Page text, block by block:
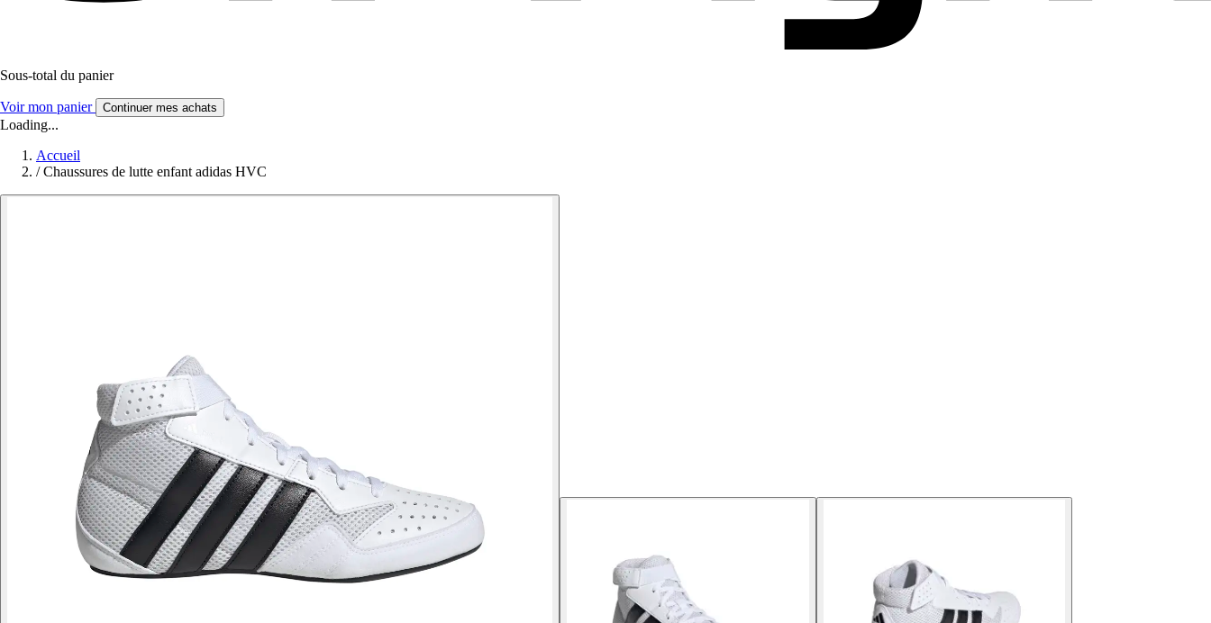
Sous-total du panier
Voir mon panier Continuer mes achats
Loading...
Accueil
/ Chaussures de lutte enfant adidas HVC